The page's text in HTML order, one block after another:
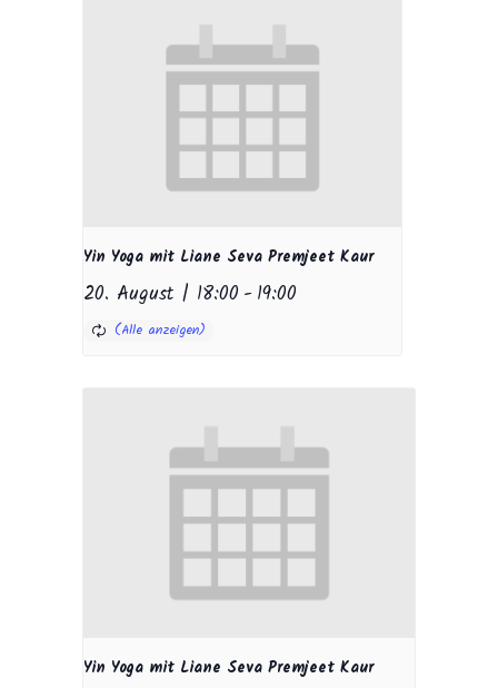
Yin Yoga mit Liane Seva Premjeet Kaur
20. August | 18:00 -19:00
Yin Yoga mit Liane Seva Premjeet Kaur